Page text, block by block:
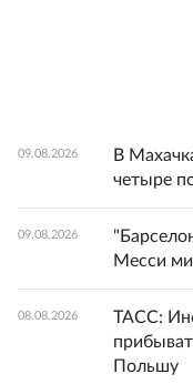
09.08.2026
В
четыре
09.08.2026
Месси
08.08.2026
ТАСС:
Польшу